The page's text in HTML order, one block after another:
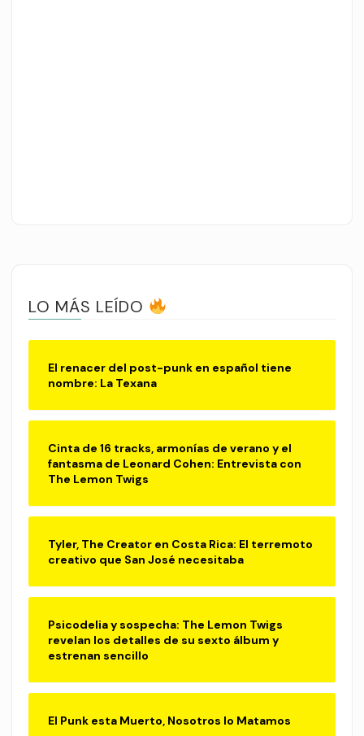
LO MÁS LEÍDO
El renacer del post-punk en español tiene
nombre: La Texana
Cinta de 16 tracks, armonías de verano y el
fantasma de Leonard Cohen: Entrevista con
The Lemon Twigs
Tyler, The Creator en Costa Rica: El terremoto
creativo que San José necesitaba
Psicodelia y sospecha: The Lemon Twigs
revelan los detalles de su sexto álbum y
estrenan sencillo
El Punk esta Muerto, Nosotros lo Matamos